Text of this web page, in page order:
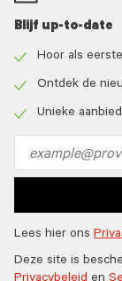
Blijf up-to-date
icon
Hoor als
icon
Ontdek de
Unieke
address
Lees hier ons
Deze site is